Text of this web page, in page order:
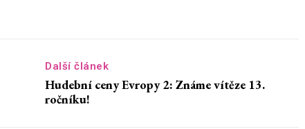
Další článek
Hudební ceny Evropy 2: Známe vítěze 13.
ročníku!